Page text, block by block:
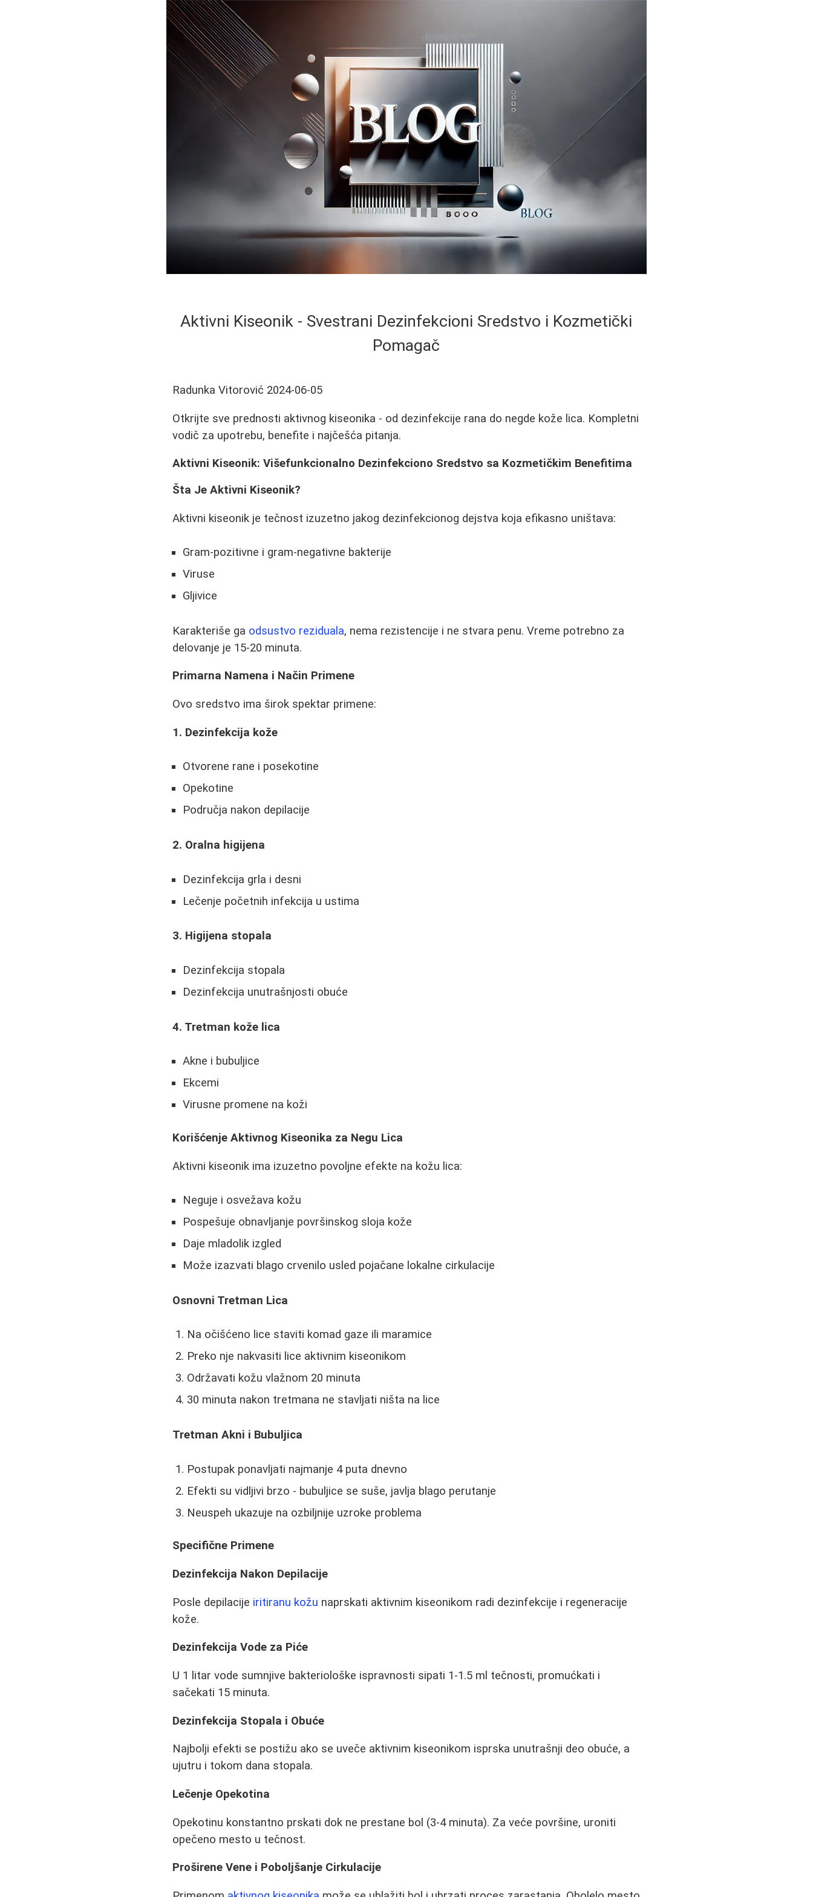
Aktivni Kiseonik - Svestrani Dezinfekcioni Sredstvo i Kozmetički
Pomagač
Radunka Vitorović 2024-06-05
Otkrijte sve prednosti aktivnog kiseonika - od dezinfekcije rana do negde kože lica. Kompletni
vodič za upotrebu, benefite i najčešća pitanja.
Aktivni Kiseonik: Višefunkcionalno Dezinfekciono Sredstvo sa Kozmetičkim Benefitima
Šta Je Aktivni Kiseonik?
Aktivni kiseonik je tečnost izuzetno jakog dezinfekcionog dejstva koja efikasno uništava:
Gram-pozitivne i gram-negativne bakterije
Viruse
Gljivice
Karakteriše ga odsustvo reziduala, nema rezistencije i ne stvara penu. Vreme potrebno za
delovanje je 15-20 minuta.
Primarna Namena i Način Primene
Ovo sredstvo ima širok spektar primene:
1. Dezinfekcija kože
Otvorene rane i posekotine
Opekotine
Područja nakon depilacije
2. Oralna higijena
Dezinfekcija grla i desni
Lečenje početnih infekcija u ustima
3. Higijena stopala
Dezinfekcija stopala
Dezinfekcija unutrašnjosti obuće
4. Tretman kože lica
Akne i bubuljice
Ekcemi
Virusne promene na koži
Korišćenje Aktivnog Kiseonika za Negu Lica
Aktivni kiseonik ima izuzetno povoljne efekte na kožu lica:
Neguje i osvežava kožu
Pospešuje obnavljanje površinskog sloja kože
Daje mladolik izgled
Može izazvati blago crvenilo usled pojačane lokalne cirkulacije
Osnovni Tretman Lica
Na očišćeno lice staviti komad gaze ili maramice
Preko nje nakvasiti lice aktivnim kiseonikom
Održavati kožu vlažnom 20 minuta
30 minuta nakon tretmana ne stavljati ništa na lice
Tretman Akni i Bubuljica
Postupak ponavljati najmanje 4 puta dnevno
Efekti su vidljivi brzo - bubuljice se suše, javlja blago perutanje
Neuspeh ukazuje na ozbiljnije uzroke problema
Specifične Primene
Dezinfekcija Nakon Depilacije
Posle depilacije iritiranu kožu naprskati aktivnim kiseonikom radi dezinfekcije i regeneracije
kože.
Dezinfekcija Vode za Piće
U 1 litar vode sumnjive bakteriološke ispravnosti sipati 1-1.5 ml tečnosti, promućkati i
sačekati 15 minuta.
Dezinfekcija Stopala i Obuće
Najbolji efekti se postižu ako se uveče aktivnim kiseonikom isprska unutrašnji deo obuće, a
ujutru i tokom dana stopala.
Lečenje Opekotina
Opekotinu konstantno prskati dok ne prestane bol (3-4 minuta). Za veće površine, uroniti
opečeno mesto u tečnost.
Proširene Vene i Poboljšanje Cirkulacije